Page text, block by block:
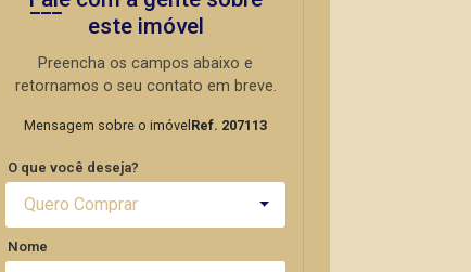
este imóvel
Preencha os campos abaixo e
retornamos o seu contato em breve.
Mensagem sobre o imóvel Ref. 207113
O que você deseja?
Quero Comprar
Nome